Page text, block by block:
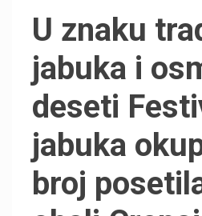
U znaku
jabuka i
deseti
jabuka
broj